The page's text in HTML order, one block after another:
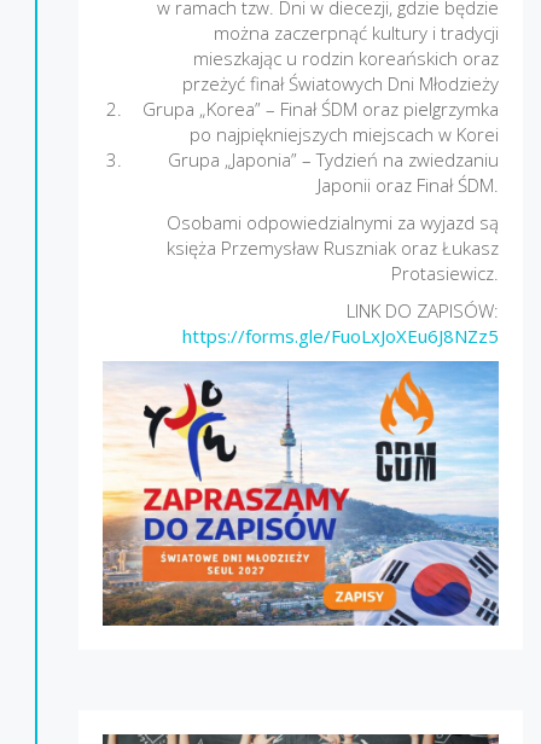
w ramach tzw. Dni w diecezji, gdzie będzie
można zaczerpnąć kultury i tradycji
mieszkając u rodzin koreańskich oraz
przeżyć finał Światowych Dni Młodzieży
Grupa „Korea” – Finał ŚDM oraz pielgrzymka
po najpiękniejszych miejscach w Korei
Grupa „Japonia” – Tydzień na zwiedzaniu
Japonii oraz Finał ŚDM.
Osobami odpowiedzialnymi za wyjazd są
księża Przemysław Ruszniak oraz Łukasz
Protasiewicz.
LINK DO ZAPISÓW:
https://forms.gle/FuoLxJoXEu6J8NZz5